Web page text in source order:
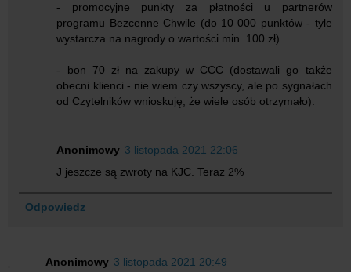
- promocyjne punkty za płatności u partnerów
programu Bezcenne Chwile (do 10 000 punktów - tyle
wystarcza na nagrody o wartości min. 100 zł)
- bon 70 zł na zakupy w CCC (dostawali go także
obecni klienci - nie wiem czy wszyscy, ale po sygnałach
od Czytelników wnioskuję, że wiele osób otrzymało).
Anonimowy 3 listopada 2021 22:06
J jeszcze są zwroty na KJC. Teraz 2%
Odpowiedz
Anonimowy 3 listopada 2021 20:49